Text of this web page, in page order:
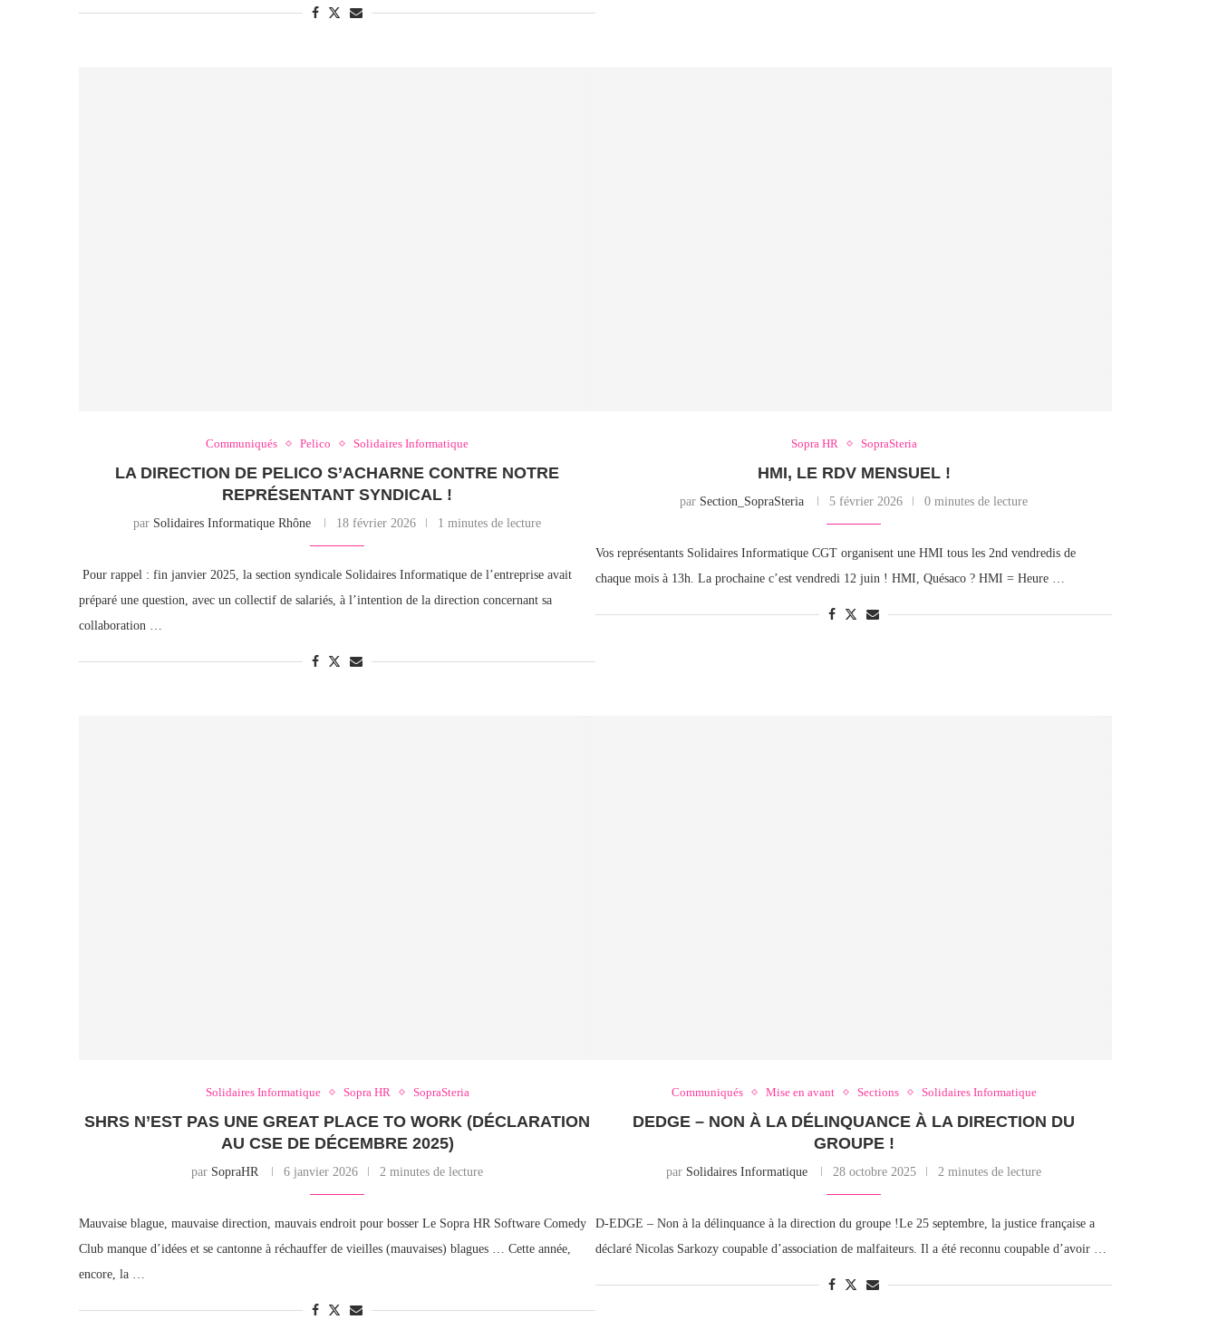
Communiqués Pelico Solidaires Informatique
LA DIRECTION DE PELICO S’ACHARNE CONTRE NOTRE
REPRÉSENTANT SYNDICAL !
par Solidaires Informatique Rhône 18 février 2026 1 minutes de lecture
Pour rappel : fin janvier 2025, la section syndicale Solidaires Informatique de l’entreprise avait
préparé une question, avec un collectif de salariés, à l’intention de la direction concernant sa
collaboration …
Sopra HR SopraSteria
HMI, LE RDV MENSUEL !
par Section_SopraSteria 5 février 2026 0 minutes de lecture
Vos représentants Solidaires Informatique CGT organisent une HMI tous les 2nd vendredis de
chaque mois à 13h. La prochaine c’est vendredi 12 juin ! HMI, Quésaco ? HMI = Heure …
Solidaires Informatique Sopra HR SopraSteria
SHRS N’EST PAS UNE GREAT PLACE TO WORK (DÉCLARATION
AU CSE DE DÉCEMBRE 2025)
par SopraHR 6 janvier 2026 2 minutes de lecture
Mauvaise blague, mauvaise direction, mauvais endroit pour bosser Le Sopra HR Software Comedy
Club manque d’idées et se cantonne à réchauffer de vieilles (mauvaises) blagues … Cette année,
encore, la …
Communiqués Mise en avant Sections Solidaires Informatique
DEDGE – NON À LA DÉLINQUANCE À LA DIRECTION DU
GROUPE !
par Solidaires Informatique 28 octobre 2025 2 minutes de lecture
D-EDGE – Non à la délinquance à la direction du groupe !Le 25 septembre, la justice française a
déclaré Nicolas Sarkozy coupable d’association de malfaiteurs. Il a été reconnu coupable d’avoir …